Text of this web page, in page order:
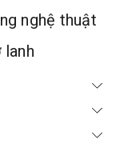
nghệ thuật
lanh